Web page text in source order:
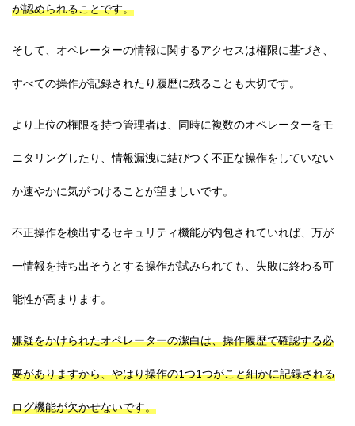
が認められることです。
そして、オペレーターの情報に関するアクセスは権限に基づき、
すべての操作が記録されたり履歴に残ることも大切です。
より上位の権限を持つ管理者は、同時に複数のオペレーターをモ
ニタリングしたり、情報漏洩に結びつく 不正な操作をしていない
か速やかに気がつけることが望ましいです。
不正操作を検出するセキュリティ機能が内包されていれば、万が
一情報を持ち出そうとする操作が試みられても、失敗に終わる可
能性が高まります。
嫌疑をかけられたオペレーターの潔白は、操作履歴で確認する必
要がありますから、やはり操作の1つ1つがこと細かに記録される
ログ機能が欠かせないです。